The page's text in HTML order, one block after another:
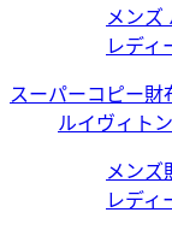
メンズ
レディ
スーパーコピー財
ルイヴィトン
メンズ
レディ